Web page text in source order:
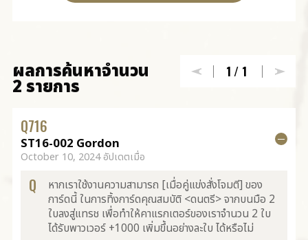
ผลการค้นหาจำนวน
2 รายการ
1/1
Q716
ST16-002 Gordon
October 10, 2024 อัปเดตเมื่อ
Q
หากเราใช้งานความสามารถ [เมื่อคู่แข่งสั่งโจมตี] ของ
การ์ดนี้ ในการทิ้งการ์ดคุณสมบัติ <ดนตรี> จากบนมือ 2
ใบลงสู่แทรช เพื่อทำให้คาแรกเตอร์ของเราจำนวน 2 ใบ
ได้รับพาวเวอร์ +1000 เพิ่มขึ้นอย่างละใบ ได้หรือไม่